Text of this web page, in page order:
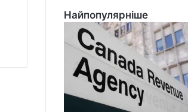
Найпопулярніше